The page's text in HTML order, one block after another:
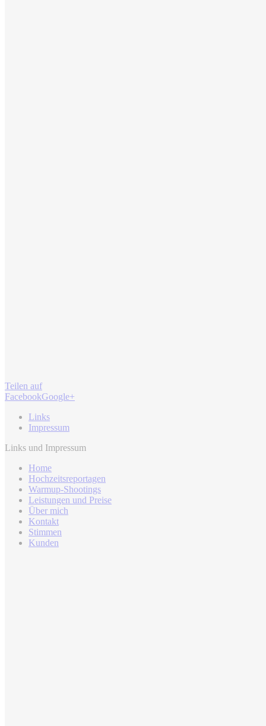
Teilen auf
FacebookGoogle+
Links
Impressum
Links und Impressum
Home
Hochzeitsreportagen
Warmup-Shootings
Leistungen und Preise
Über mich
Kontakt
Stimmen
Kunden